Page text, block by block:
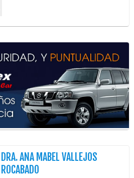
DRA. ANA MABEL VALLEJOS
ROCABADO